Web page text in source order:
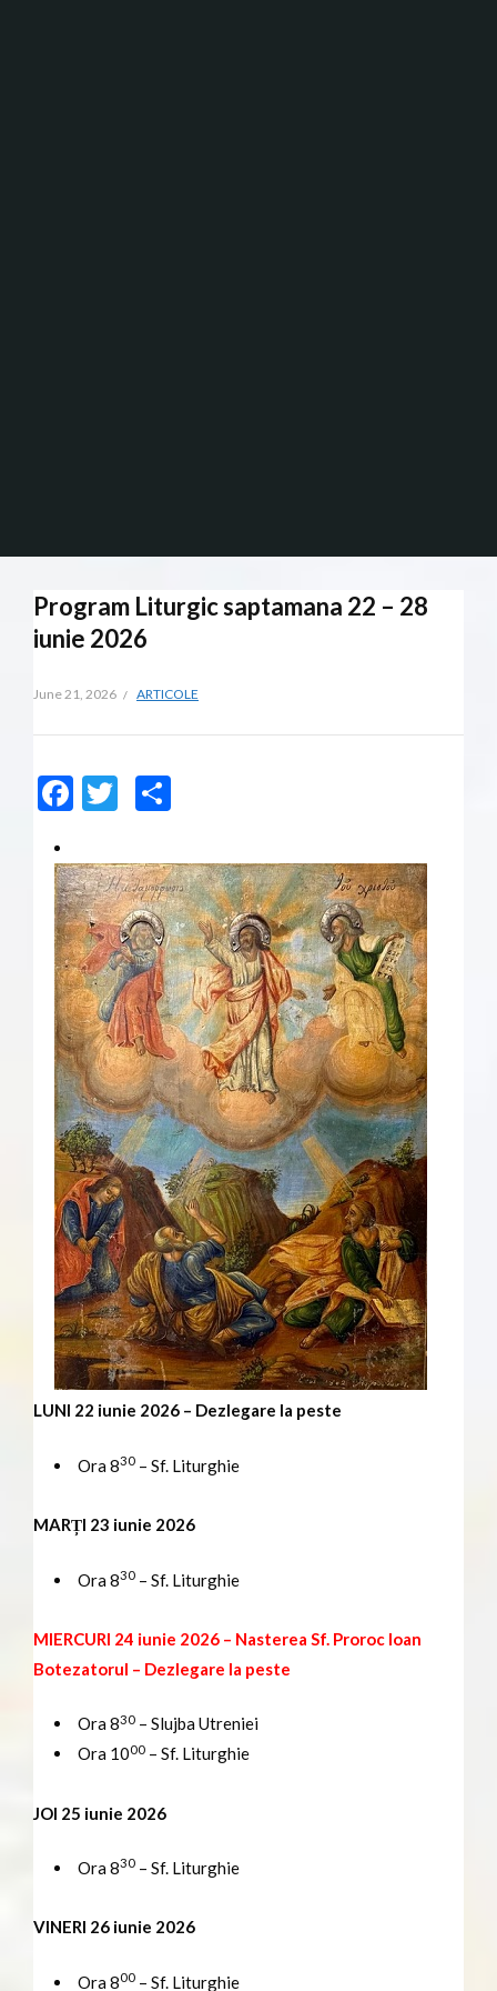
Program Liturgic saptamana 22 – 28
iunie 2026
June 21, 2026 ARTICOLE
Facebook
Twitter
LUNI 22 iunie 2026 – Dezlegare la peste
Ora 830– Sf. Liturghie
MARȚI 23 iunie 2026
Ora 830– Sf. Liturghie
MIERCURI 24 iunie 2026 – Nasterea Sf. Proroc Ioan
Botezatorul – Dezlegare la peste
Ora 830– Slujba Utreniei
Ora 1000– Sf. Liturghie
JOI 25 iunie 2026
Ora 830– Sf. Liturghie
VINERI 26 iunie 2026
Ora 800– Sf. Liturghie